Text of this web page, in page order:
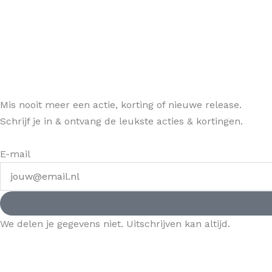
Mis nooit meer een actie, korting of nieuwe release.
Schrijf je in & ontvang de leukste acties & kortingen.
E-mail
We delen je gegevens niet. Uitschrijven kan altijd.